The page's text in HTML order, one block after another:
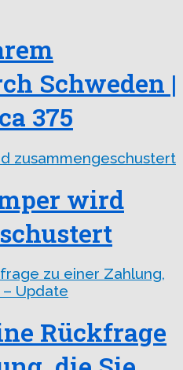
Schweden |
375
wird
Rückfrage